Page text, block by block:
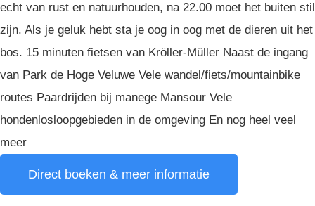
echt van rust en natuurhouden, na 22.00 moet het buiten stil
zijn. Als je geluk hebt sta je oog in oog met de dieren uit het
bos. 15 minuten fietsen van Kröller-Müller Naast de ingang
van Park de Hoge Veluwe Vele wandel/fiets/mountainbike
routes Paardrijden bij manege Mansour Vele
hondenlosloopgebieden in de omgeving En nog heel veel
meer
Direct boeken & meer informatie